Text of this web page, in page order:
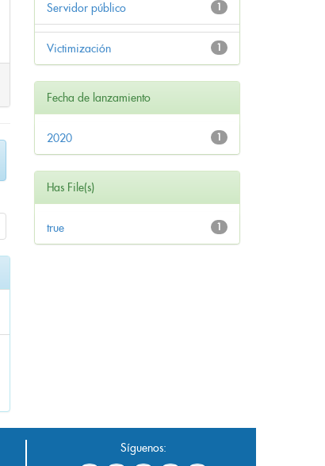
1
Servidor público
1
Victimización
Fecha de lanzamiento
1
2020
Has File(s)
1
true
Síguenos: